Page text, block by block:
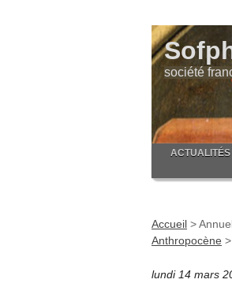
société
ACTUALITÉS
Accueil >
Anthropocène >
lundi 14 mars